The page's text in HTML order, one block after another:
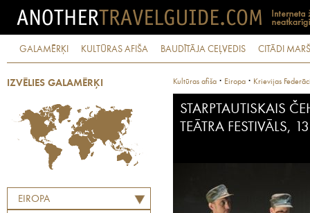
GALAMĒRĶI KULTŪRAS AFIŠA BAUDĪTĀJA CEĻVEDIS CITĀDI
IZVĒLIES GALAMĒRĶI
EIROPA
Kultūras afiša · Eiropa · Krievijas
STARPTAUTISKAIS
TEĀTRA FESTIVĀLS,